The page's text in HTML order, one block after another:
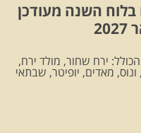
בלוח השנה מעודכן
ירח שחור, מולד ירח,
ונוס, מאדים, יופיטר, שבתאי